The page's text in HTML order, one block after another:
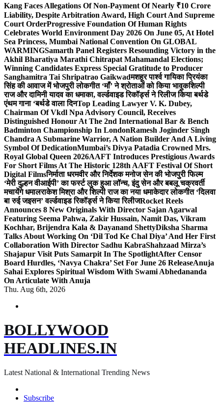
Kang Faces Allegations Of Non-Payment Of Nearly ₹10 Crore
Liability, Despite Arbitration Award, High Court And Supreme
Court OrderProgressive Foundation Of Human Rights
Celebrates World Environment Day 2026 On June 05, At Hotel
Sea Princess, Mumbai National Convention On GLOBAL
WARMINGSamarth Panel Registers Resounding Victory in the
Akhil Bharatiya Marathi Chitrapat Mahamandal Elections;
Winning Candidates Express Special Gratitude to Producer
Sanghamitra Tai Shripatrao Gaikwadमशहूर पार्श्व गायिका प्रियंका
सिंह की आवाज में भोजपुरी लोकगीत ‘माँ’ ने श्रोताओं को किया भावुकशिल्पी
राज और दामिनी यादव का धमाका, वर्ल्डवाइड रिकॉर्ड्स ने रिलीज किया बर्थडे
एंथम गाना ‘बर्थडे वाला दिनTop Leading Lawyer V. K. Dubey,
Chairman Of Vkdl Npa Advisory Council, Receives
Distinguished Honour At The 2nd International Bar & Bench
Badminton Championship In LondonRamesh Joginder Singh
Chandra A Submarine Warrior, A Nation Builder And A Living
Symbol Of DedicationMumbai’s Divya Patadia Crowned Mrs.
Royal Global Queen 2026AAFT Introduces Prestigious Awards
For Short Films At The Historic 128th AAFT Festival Of Short
Digital Filmsनिर्माता धरमवीर और निर्देशक मनोज सेन की भोजपुरी फिल्म
‘मेरी दुल्हन वीआईपी’ का फर्स्ट लुक हुआ लॉन्च, इंदु सेन और बबलू चक्रवर्ती
मचायेंगे धमालराकेश मिश्रा और शिल्पी राज का नया धमाकेदार लोकगीत ‘दिलवा
बा रुई जइसन’ वर्ल्डवाइड रिकॉर्ड्स ने किया रिलीजRocket Reels
Announces 8 New Originals With Director Sajan Agarwal
Featuring Seema Pahwa, Zakir Hussain, Namit Das, Vikram
Kochhar, Brijendra Kala & Dayanand ShettyDiksha Sharma
Talks About Working On ‘Dil Tod Ke Chal Diya’ And Her First
Collaboration With Director Sadhu KabraShahzaad Mirza’s
Shajapur Visit Puts Samarpit In The SpotlightAfter Censor
Board Hurdles, ‘Navya Chakra’ Set For June 26 ReleaseAnuja
Sahai Explores Spiritual Wisdom With Swami Abhedananda
On Articulate With Anuja
Thu. Aug 6th, 2026
BOLLYWOOD
HEADLINES.IN
Latest National & International Trending News
Subscribe